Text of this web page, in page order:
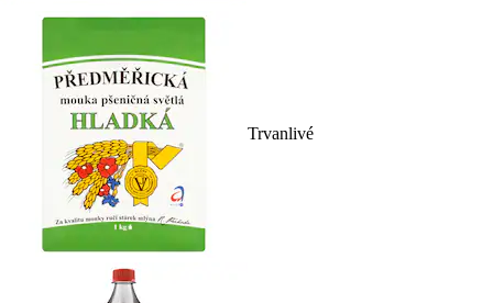
Trvanlivé